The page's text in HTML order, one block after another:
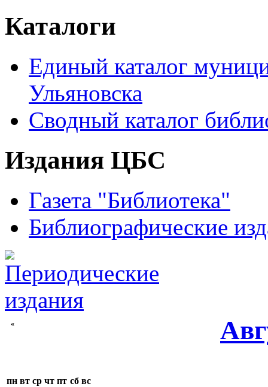
Каталоги
Единый каталог
Ульяновска
Сводный каталог
Издания ЦБС
Газета "Библиотека"
Библиографические
«
пн вт ср чт пт сб вс